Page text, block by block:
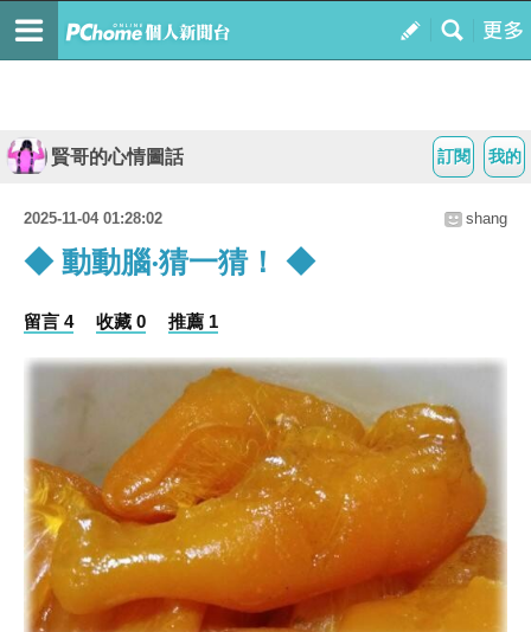
我的
訂閱
賢哥的心情圖話
2025-11-04 01:28:02 shang
◆ 動動腦‧猜一猜！ ◆
留言 4 收藏 0 推薦 1